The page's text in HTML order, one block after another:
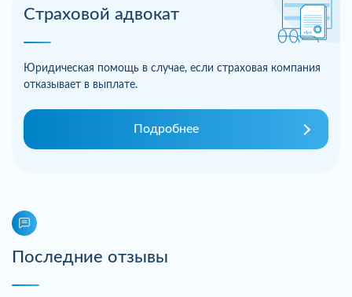
Страховой адвокат
Юридическая помощь в случае, если страховая компания
отказывает в выплате.
Подробнее
Последние отзывы